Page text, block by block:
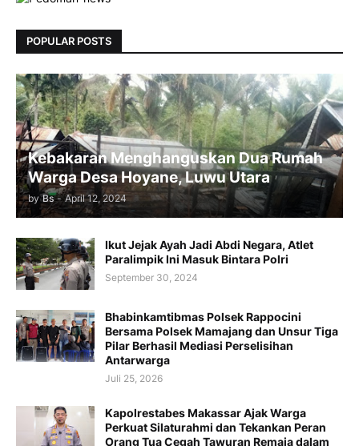
POPULAR POSTS
Kebakaran Menghanguskan Dua Rumah
Warga Desa Hoyane, Luwu Utara
by Bs - April 12, 2024
Ikut Jejak Ayah Jadi Abdi Negara, Atlet
Paralimpik Ini Masuk Bintara Polri
September 30, 2024
Bhabinkamtibmas Polsek Rappocini
Bersama Polsek Mamajang dan Unsur Tiga
Pilar Berhasil Mediasi Perselisihan
Antarwarga
Juli 25, 2026
Kapolrestabes Makassar Ajak Warga
Perkuat Silaturahmi dan Tekankan Peran
Orang Tua Cegah Tawuran Remaja dalam